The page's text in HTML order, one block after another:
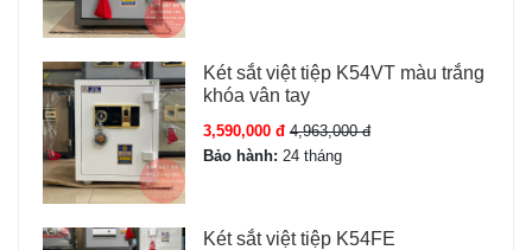
Két sắt việt tiệp K54VT màu trắng
khóa vân tay
3,590,000 đ 4,963,000 đ
Bảo hành: 24 tháng
Két sắt việt tiệp K54FE